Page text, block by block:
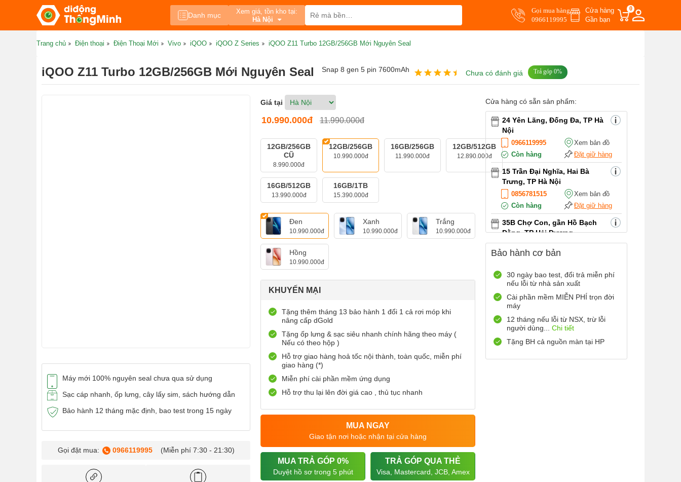
Danh mục
Xem giá, tồn kho tại:
Hà Nội
Gọi mua hàng
0966119995
Cửa hàng
Gần bạn
0
Trang chủ Điện thoại Điện Thoại Mới Vivo iQOO iQOO Z Series iQOO Z11 Turbo 12GB/256GB Mới Nguyên Seal
iQOO Z11 Turbo 12GB/256GB Mới Nguyên Seal Snap 8 gen 5 pin 7600mAh Chưa có đánh giá Trả góp 0%
Máy mới 100% nguyên seal chưa qua sử dụng
Sạc cáp nhanh, ốp lưng, cây lấy sim, sách hướng dẫn
Bảo hành 12 tháng mặc định, bao test trong 15 ngày
Gọi đặt mua: 0966119995 (Miễn phí 7:30 - 21:30)
Giá tại
10.990.000đ 11.990.000đ
12GB/256GB
CŨ
8.990.000đ
12GB/256GB
10.990.000đ
16GB/256GB
11.990.000đ
12GB/512GB
12.890.000đ
16GB/512GB
13.990.000đ
16GB/1TB
15.390.000đ
Đen
10.990.000đ
Xanh
10.990.000đ
Trắng
10.990.000đ
Hồng
10.990.000đ
KHUYẾN MẠI
Tặng thêm tháng 13 bảo hành 1 đổi 1 cả rơi móp khi
nâng cấp dGold
Tặng ốp lưng & sạc siêu nhanh chính hãng theo máy (
Nếu có theo hộp )
Hỗ trợ giao hàng hoả tốc nội thành, toàn quốc, miễn phí
giao hàng (*)
Miễn phí cài phần mềm ứng dụng
Hỗ trợ thu lại lên đời giá cao , thủ tục nhanh
MUA NGAY
Giao tận nơi hoặc nhận tại cửa hàng
MUA TRẢ GÓP 0%
Duyệt hồ sơ trong 5 phút
TRẢ GÓP QUA THẺ
Visa, Mastercard, JCB, Amex
Cửa hàng có sẵn sản phẩm:
24 Yên Lãng, Đống Đa, TP Hà
Nội
0966119995
Xem bản đồ
Còn hàng
Đặt giữ hàng
15 Trần Đại Nghĩa, Hai Bà
Trưng, TP Hà Nội
0856781515
Xem bản đồ
Còn hàng
Đặt giữ hàng
35B Chợ Con, gần Hồ Bạch
Đằng, TP Hải Dương
0899965566
Xem bản đồ
Còn hàng
12 Điện Biên Phủ, TP Hải
Phòng
0916551212
Xem bản đồ
Còn hàng
Số 72 Trần Thành Ngọ,TP Hải
0888667272
Xem bản đồ
Còn hàng
Đặt giữ hàng
Bảo hành cơ bản
30 ngày bao test, đổi trả miễn phí
nếu lỗi từ nhà sản xuất
Cài phần mềm MIỄN PHÍ trọn đời
máy
12 tháng nếu lỗi từ NSX, trừ lỗi
người dùng... Chi tiết
Tặng BH cả nguồn màn tại HP